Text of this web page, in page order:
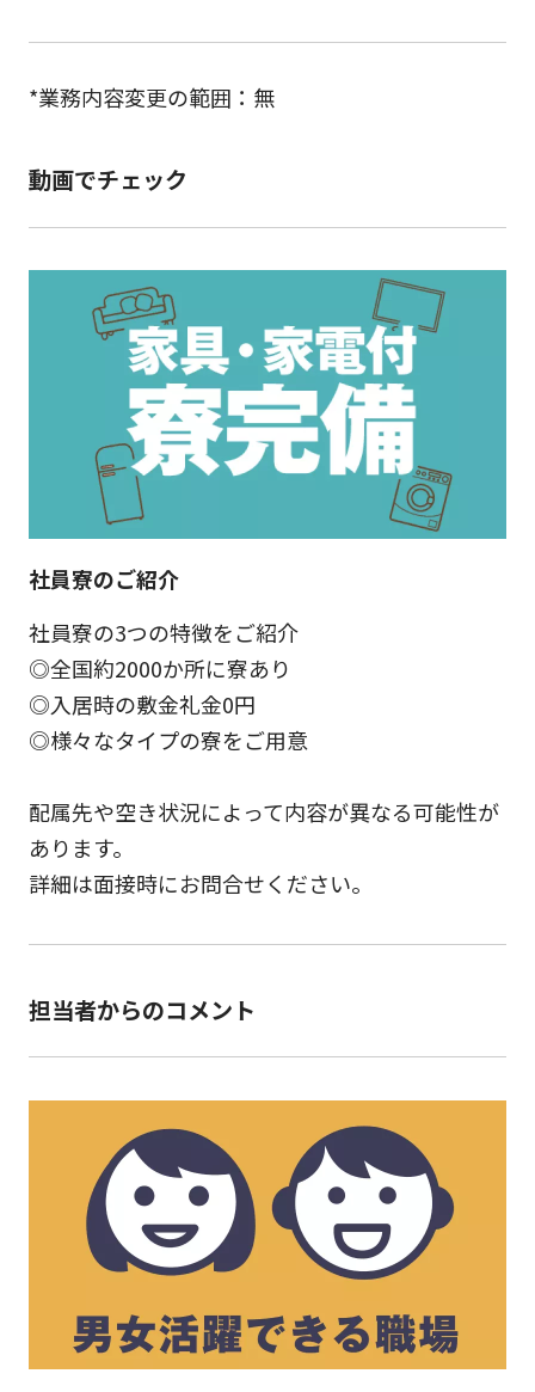
*業務内容変更の範囲：無
動画でチェック
社員寮のご紹介
社員寮の3つの特徴をご紹介
◎全国約2000か所に寮あり
◎入居時の敷金礼金0円
◎様々なタイプの寮をご用意
配属先や空き状況によって内容が異なる可能性が
あります。
詳細は面接時にお問合せください。
担当者からのコメント